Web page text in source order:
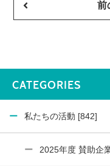
前
CATEGORIES
私たちの活動 [842]
2025年度 賛助企